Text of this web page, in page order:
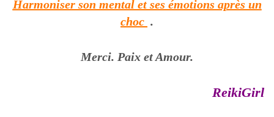
Harmoniser son mental et ses émotions après un
choc .
Merci. Paix et Amour.
ReikiGirl